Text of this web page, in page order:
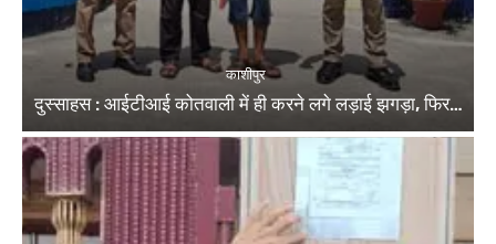
काशीपुर
दुस्साहस : आईटीआई कोतवाली में ही करने लगे लड़ाई झगड़ा, फिर…